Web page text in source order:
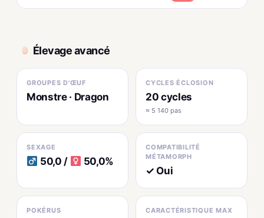
Élevage avancé
GROUPES D'ŒUF
Monstre · Dragon
CYCLES ÉCLOSION
20 cycles
≈ 5 140 pas
SEXAGE
50,0 / 50,0%
COMPATIBILITÉ
MÉTAMORPH
✓ Oui
POKÉRUS CARACTÉRISTIQUE MAX